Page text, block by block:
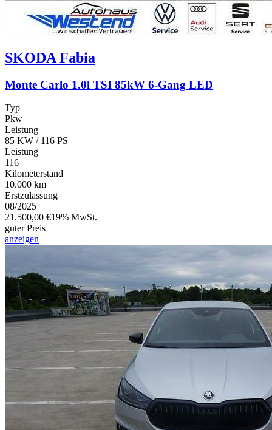
SKODA Fabia
Monte Carlo 1.0l TSI 85kW 6-Gang LED
Typ
Pkw
Leistung
85 KW / 116 PS
Leistung
116
Kilometerstand
10.000 km
Erstzulassung
08/2025
21.500,00 €19% MwSt.
guter Preis
anzeigen